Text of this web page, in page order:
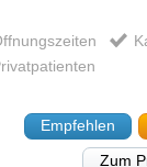
Empfehlen
Zum